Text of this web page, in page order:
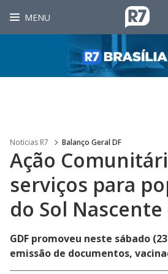
MENU
Noticias R7 Balanço Geral DF
Ação
serviços para
do Sol Nascente
GDF promoveu neste sábado
emissão de documentos,